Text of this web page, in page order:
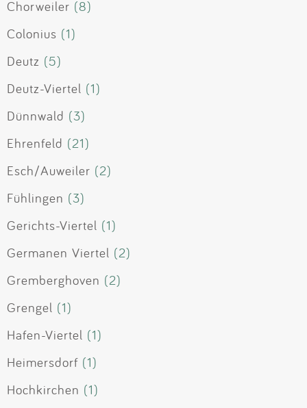
Chorweiler (8)
Colonius (1)
Deutz (5)
Deutz-Viertel (1)
Dünnwald (3)
Ehrenfeld (21)
Esch/Auweiler (2)
Fühlingen (3)
Gerichts-Viertel (1)
Germanen Viertel (2)
Gremberghoven (2)
Grengel (1)
Hafen-Viertel (1)
Heimersdorf (1)
Hochkirchen (1)